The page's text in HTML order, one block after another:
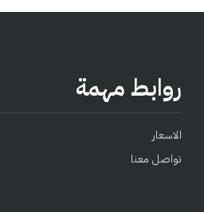
روابط مهمة
الاسعار
تواصل معنا